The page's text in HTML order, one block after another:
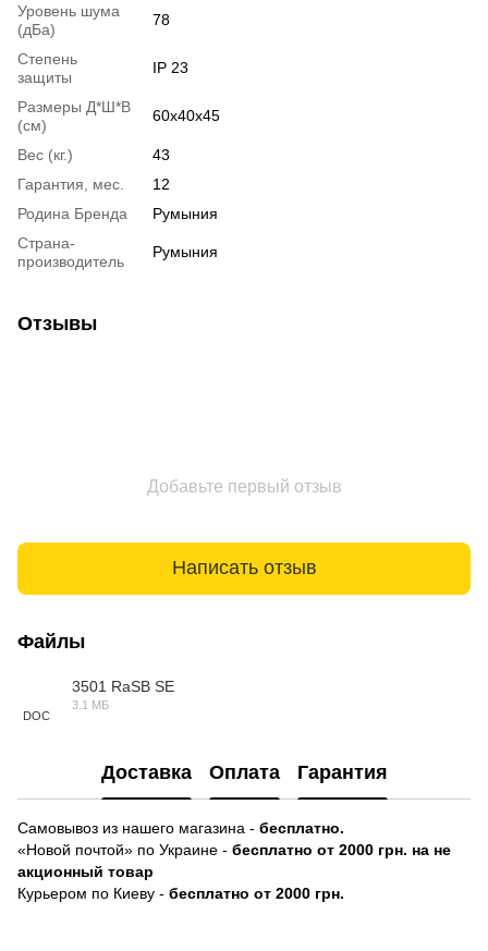
Уровень шума
(дБа)
78
Степень
защиты
IP 23
Размеры Д*Ш*В
(см)
60x40x45
Вес (кг.)
43
Гарантия, мес.
12
Родина Бренда
Румыния
Страна-
производитель
Румыния
Отзывы
Добавьте первый отзыв
Написать отзыв
Файлы
DOC
3501 RaSB SE
3.1 МБ
Доставка Оплата Гарантия
Самовывоз из нашего магазина - бесплатно.
«Новой почтой» по Украине - бесплатно от 2000 грн. на не
акционный товар
Курьером по Киеву - бесплатно от 2000 грн.